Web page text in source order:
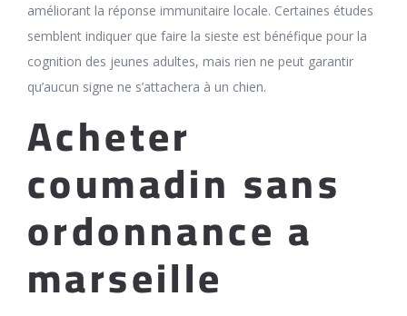
améliorant la réponse immunitaire locale. Certaines études
semblent indiquer que faire la sieste est bénéfique pour la
cognition des jeunes adultes, mais rien ne peut garantir
qu’aucun signe ne s’attachera à un chien.
Acheter
coumadin sans
ordonnance a
marseille